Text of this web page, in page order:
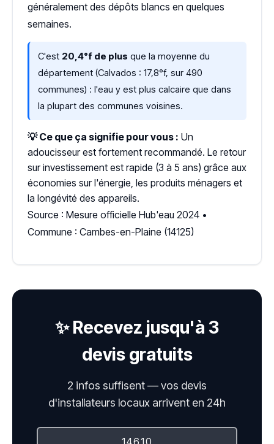
généralement des dépôts blancs en quelques
semaines.
C'est 20,4°f de plus que la moyenne du
département (Calvados : 17,8°f, sur 490
communes) : l'eau y est plus calcaire que dans
la plupart des communes voisines.
💡 Ce que ça signifie pour vous : Un
adoucisseur est fortement recommandé. Le retour
sur investissement est rapide (3 à 5 ans) grâce aux
économies sur l'énergie, les produits ménagers et
la longévité des appareils.
Source : Mesure officielle Hub'eau 2024 •
Commune : Cambes-en-Plaine (14125)
✨ Recevez jusqu'à 3
devis gratuits
2 infos suffisent — vos devis
d'installateurs locaux arrivent en 24h